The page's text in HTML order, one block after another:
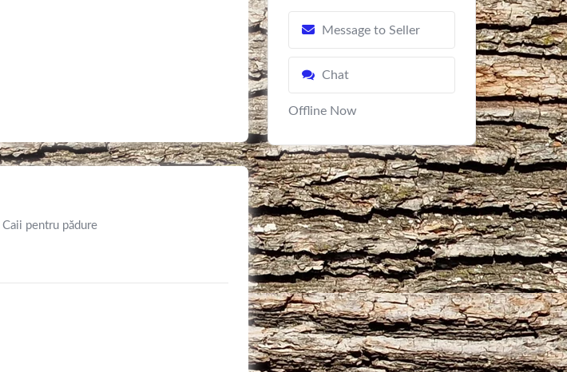
Caii pentru pădure
Message to Seller
Chat
Offline Now